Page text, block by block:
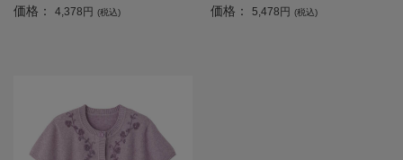
用／レディース／高齢者／シニア／
価格： 4,378円 (税込)
齢者／シニア／猫柄／カジュアル／
価格： 5,478円 (税込)